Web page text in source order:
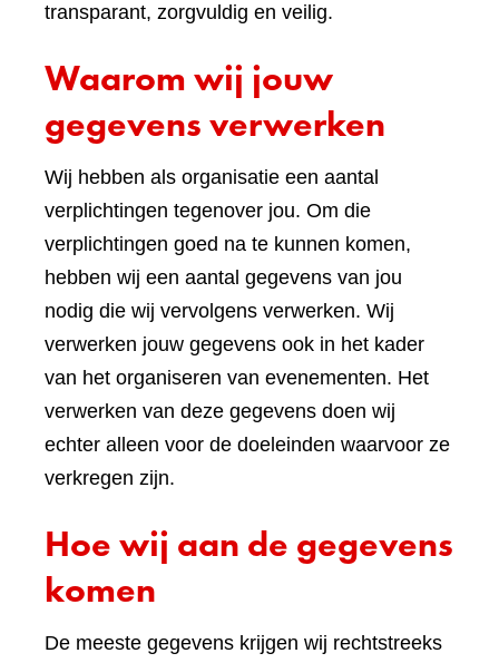
transparant, zorgvuldig en veilig.
Waarom wij jouw
gegevens verwerken
Wij hebben als organisatie een aantal
verplichtingen tegenover jou. Om die
verplichtingen goed na te kunnen komen,
hebben wij een aantal gegevens van jou
nodig die wij vervolgens verwerken. Wij
verwerken jouw gegevens ook in het kader
van het organiseren van evenementen. Het
verwerken van deze gegevens doen wij
echter alleen voor de doeleinden waarvoor ze
verkregen zijn.
Hoe wij aan de gegevens
komen
De meeste gegevens krijgen wij rechtstreeks